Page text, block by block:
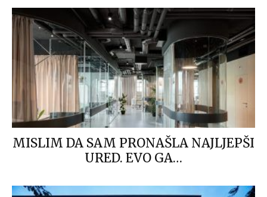
MISLIM DA SAM PRONAŠLA NAJLJEPŠI
URED. EVO GA…